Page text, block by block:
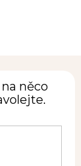
něco